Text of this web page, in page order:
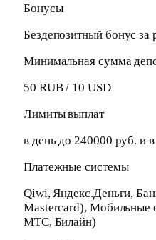
Бонусы
Бездепозитный бонус
Минимальная сумма
50 RUB / 10 USD
Лимиты выплат
в день до 240000 руб. и
Платежные системы
Qiwi, Яндекс.Деньги,
Mastercard), Мобильные
МТС, Билайн)